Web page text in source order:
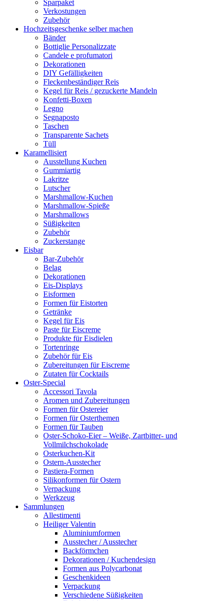
Sparpaket
Verkostungen
Zubehör
Hochzeitsgeschenke selber machen
Bänder
Bottiglie Personalizzate
Candele e profumatori
Dekorationen
DIY Gefälligkeiten
Fleckenbeständiger Reis
Kegel für Reis / gezuckerte Mandeln
Konfetti-Boxen
Legno
Segnaposto
Taschen
Transparente Sachets
Tüll
Karamellisiert
Ausstellung Kuchen
Gummiartig
Lakritze
Lutscher
Marshmallow-Kuchen
Marshmallow-Spieße
Marshmallows
Süßigkeiten
Zubehör
Zuckerstange
Eisbar
Bar-Zubehör
Belag
Dekorationen
Eis-Displays
Eisformen
Formen für Eistorten
Getränke
Kegel für Eis
Paste für Eiscreme
Produkte für Eisdielen
Tortenringe
Zubehör für Eis
Zubereitungen für Eiscreme
Zutaten für Cocktails
Oster-Special
Accessori Tavola
Aromen und Zubereitungen
Formen für Ostereier
Formen für Osterthemen
Formen für Tauben
Oster-Schoko-Eier – Weiße, Zartbitter- und
Vollmilchschokolade
Osterkuchen-Kit
Ostern-Ausstecher
Pastiera-Formen
Silikonformen für Ostern
Verpackung
Werkzeug
Sammlungen
Allestimenti
Heiliger Valentin
Aluminiumformen
Ausstecher / Ausstecher
Backförmchen
Dekorationen / Kuchendesign
Formen aus Polycarbonat
Geschenkideen
Verpackung
Verschiedene Süßigkeiten